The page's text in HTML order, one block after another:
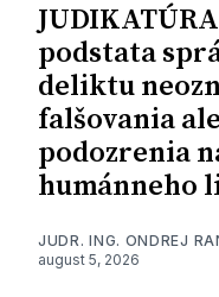
podstata
deliktu
falšovania
podozrenia
humánneho
JUDR. ING. ONDREJ
august 5, 2026